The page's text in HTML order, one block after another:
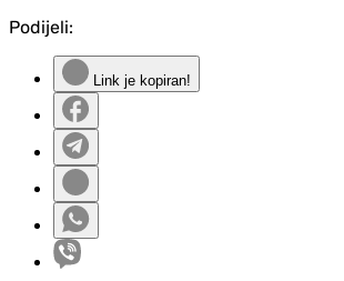
Podijeli:
Link je kopiran!